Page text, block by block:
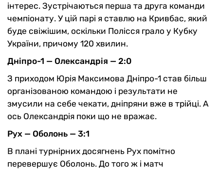
інтерес. Зустрічаються перша та друга команди
чемпіонату. У цій парі я ставлю на Кривбас, який
буде свіжішим, оскільки Полісся грало у Кубку
України, причому 120 хвилин.
Дніпро-1 — Олександрія — 2:0
З приходом Юрія Максимова Дніпро-1 став більш
організованою командою і результати не
змусили на себе чекати, дніпряни вже в трійці. А
ось Олександрія поки що не вражає.
Рух — Оболонь — 3:1
В плані турнірних досягнень Рух помітно
перевершує Оболонь. До того ж і матч